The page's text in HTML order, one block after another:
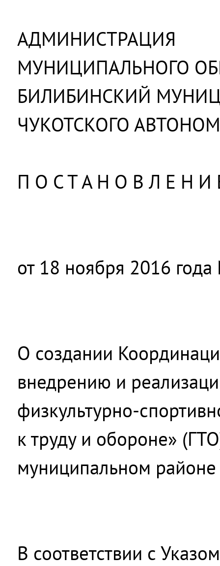
АДМИНИСТРАЦИЯ
МУНИЦИПАЛЬНОГО
БИЛИБИНСКИЙ
ЧУКОТСКОГО
П О С Т А Н О В Л Е Н И
от 18 ноября 2016
О создании
внедрению и
физкультурно-
к труду и обороне»
муниципальном районе
В соответствии с